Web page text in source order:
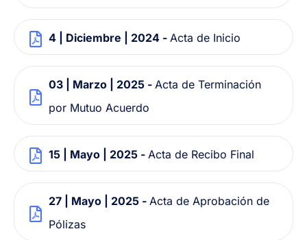
4 | Diciembre | 2024 - Acta de Inicio
03 | Marzo | 2025 - Acta de Terminación
por Mutuo Acuerdo
15 | Mayo | 2025 - Acta de Recibo Final
27 | Mayo | 2025 - Acta de Aprobación de
Pólizas